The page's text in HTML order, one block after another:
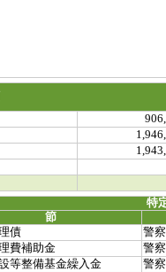
特
節
債
警
費補助金
警
等整備基金繰入金
警